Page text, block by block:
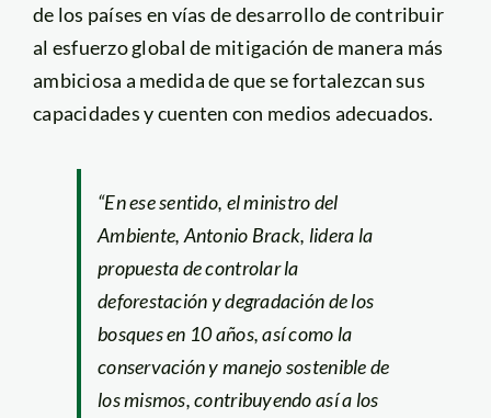
de los países en vías de desarrollo de contribuir
al esfuerzo global de mitigación de manera más
ambiciosa a medida de que se fortalezcan sus
capacidades y cuenten con medios adecuados.
“En ese sentido, el ministro del
Ambiente, Antonio Brack, lidera la
propuesta de controlar la
deforestación y degradación de los
bosques en 10 años, así como la
conservación y manejo sostenible de
los mismos, contribuyendo así a los